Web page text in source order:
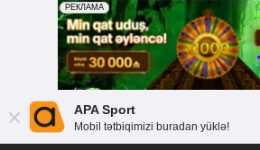
APA Sport
Mobil tətbiqimizi buradan yüklə!